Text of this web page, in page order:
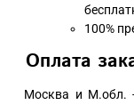
100%
Оплата
Москва и М.обл.